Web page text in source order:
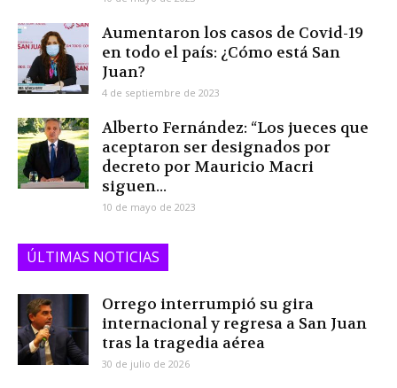
Aumentaron los casos de Covid-19
en todo el país: ¿Cómo está San
Juan?
4 de septiembre de 2023
Alberto Fernández: “Los jueces que
aceptaron ser designados por
decreto por Mauricio Macri
siguen...
10 de mayo de 2023
ÚLTIMAS NOTICIAS
Orrego interrumpió su gira
internacional y regresa a San Juan
tras la tragedia aérea
30 de julio de 2026